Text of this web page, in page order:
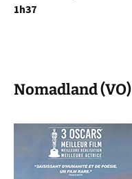
1h37
Nomadland (VO)